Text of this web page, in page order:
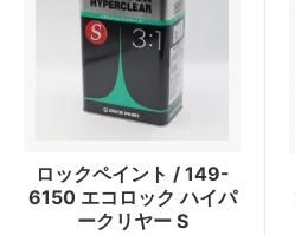
ロックペイント / 149-
6150 エコロック ハイパ
ークリヤー S